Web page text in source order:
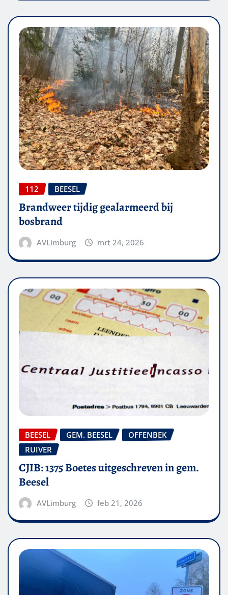
112 BEESEL
Brandweer tijdig gealarmeerd bij
bosbrand
AVLimburg mrt 24, 2026
BEESEL GEM. BEESEL
OFFENBEK
RUIVER
CJIB: 1375 Boetes uitgeschreven in gem.
Beesel
AVLimburg feb 21, 2026